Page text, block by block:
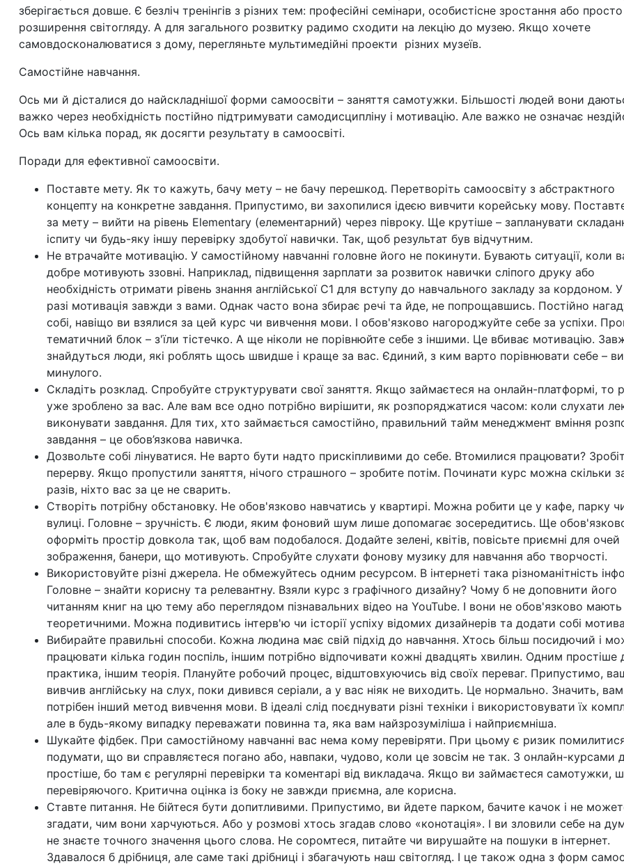
зберігається довше. Є безліч тренінгів з різних тем: професійні семінари, особистісне зростання або просто
розширення світогляду. А для загального розвитку радимо сходити на лекцію до музею. Якщо хочете
самовдосконалюватися з дому, перегляньте мультимедійні проекти різних музеїв.
Самостійне навчання.
Ось ми й дісталися до найскладнішої форми самоосвіти – заняття самотужки. Більшості людей вони
важко через необхідність постійно підтримувати самодисципліну і мотивацію. Але важко не означає
Ось вам кілька порад, як досягти результату в самоосвіті.
Поради для ефективної самоосвіти.
Поставте мету. Як то кажуть, бачу мету – не бачу перешкод. Перетворіть самоосвіту з абстрактного
концепту на конкретне завдання. Припустимо, ви захопилися ідеєю вивчити корейську мову.
за мету – вийти на рівень Elementary (елементарний) через півроку. Ще крутіше – запланувати
іспиту чи будь-яку іншу перевірку здобутої навички. Так, щоб результат був відчутним.
Не втрачайте мотивацію. У самостійному навчанні головне його не покинути. Бувають ситуації, коли
добре мотивують ззовні. Наприклад, підвищення зарплати за розвиток навички сліпого друку або
необхідність отримати рівень знання англійської C1 для вступу до навчального закладу за кордоном.
разі мотивація завжди з вами. Однак часто вона збирає речі та йде, не попрощавшись. Постійно
собі, навіщо ви взялися за цей курс чи вивчення мови. І обов'язково нагороджуйте себе за успіхи.
тематичний блок – з'їли тістечко. А ще ніколи не порівнюйте себе з іншими. Це вбиває мотивацію.
знайдуться люди, які роблять щось швидше і краще за вас. Єдиний, з ким варто порівнювати себе –
минулого.
Складіть розклад. Спробуйте структурувати свої заняття. Якщо займаєтеся на онлайн-платформі, то
уже зроблено за вас. Але вам все одно потрібно вирішити, як розпоряджатися часом: коли слухати
виконувати завдання. Для тих, хто займається самостійно, правильний тайм менеджмент вміння
завдання – це обов’язкова навичка.
Дозвольте собі лінуватися. Не варто бути надто прискіпливими до себе. Втомилися працювати?
перерву. Якщо пропустили заняття, нічого страшного – зробите потім. Починати курс можна скільки
разів, ніхто вас за це не сварить.
Створіть потрібну обстановку. Не обов'язково навчатись у квартирі. Можна робити це у кафе, парку
вулиці. Головне – зручність. Є люди, яким фоновий шум лише допомагає зосередитись. Ще
оформіть простір довкола так, щоб вам подобалося. Додайте зелені, квітів, повісьте приємні для очей
зображення, банери, що мотивують. Спробуйте слухати фонову музику для навчання або творчості.
Використовуйте різні джерела. Не обмежуйтесь одним ресурсом. В інтернеті така різноманітність
Головне – знайти корисну та релевантну. Взяли курс з графічного дизайну? Чому б не доповнити його
читанням книг на цю тему або переглядом пізнавальних відео на YouTube. І вони не обов'язково
теоретичними. Можна подивитись інтерв'ю чи історії успіху відомих дизайнерів та додати собі
Вибирайте правильні способи. Кожна людина має свій підхід до навчання. Хтось більш посидючий і
працювати кілька годин поспіль, іншим потрібно відпочивати кожні двадцять хвилин. Одним простіше
практика, іншим теорія. Плануйте робочий процес, відштовхуючись від своїх переваг. Припустимо,
вивчив англійську на слух, поки дивився серіали, а у вас ніяк не виходить. Це нормально. Значить, вам
потрібен інший метод вивчення мови. В ідеалі слід поєднувати різні техніки і використовувати їх
але в будь-якому випадку переважати повинна та, яка вам найзрозуміліша і найприємніша.
Шукайте фідбек. При самостійному навчанні вас нема кому перевіряти. При цьому є ризик
подумати, що ви справляєтеся погано або, навпаки, чудово, коли це зовсім не так. З онлайн-курсами
простіше, бо там є регулярні перевірки та коментарі від викладача. Якщо ви займаєтеся самотужки,
перевіряючого. Критична оцінка із боку не завжди приємна, але корисна.
Ставте питання. Не бійтеся бути допитливими. Припустимо, ви йдете парком, бачите качок і не
згадати, чим вони харчуються. Або у розмові хтось згадав слово «конотація». І ви зловили себе на
не знаєте точного значення цього слова. Не соромтеся, питайте чи вирушайте на пошуки в інтернет.
Здавалося б дрібниця, але саме такі дрібниці і збагачують наш світогляд. І це також одна з форм